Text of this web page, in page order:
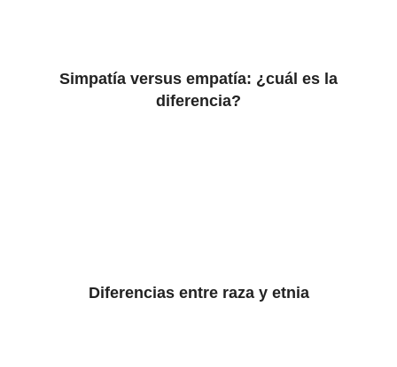
Simpatía versus empatía: ¿cuál es la
diferencia?
Diferencias entre raza y etnia